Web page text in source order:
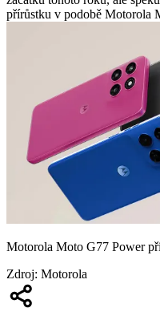
přírůstku v podobě Motorola
Motorola Moto G77 Power
Zdroj: Motorola